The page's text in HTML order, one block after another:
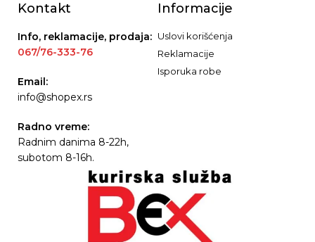
Kontakt
Info, reklamacije, prodaja:
067/76-333-76
Email:
info@shopex.rs
Radno vreme:
Radnim danima 8-22h,
subotom 8-16h.
Informacije
Uslovi korišćenja
Reklamacije
Isporuka robe